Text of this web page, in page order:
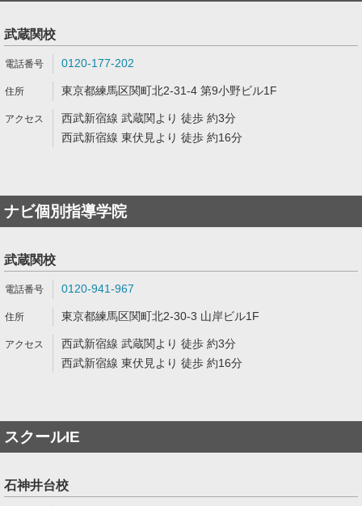
武蔵関校
0120-177-202
東京都練馬区関町北2-31-4 第9小野ビル1F
西武新宿線 武蔵関より 徒歩 約3分
西武新宿線 東伏見より 徒歩 約16分
ナビ個別指導学院
武蔵関校
0120-941-967
東京都練馬区関町北2-30-3 山岸ビル1F
西武新宿線 武蔵関より 徒歩 約3分
西武新宿線 東伏見より 徒歩 約16分
スクールIE
石神井台校